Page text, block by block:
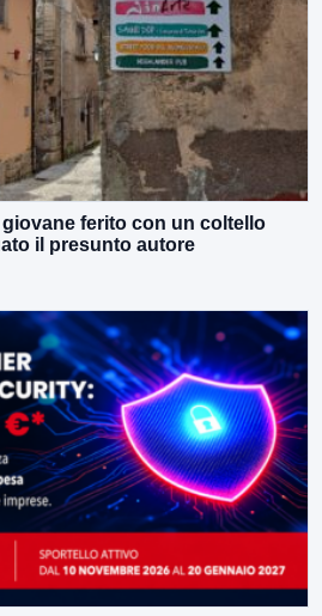
ferito con un coltello
il presunto autore